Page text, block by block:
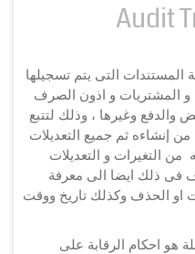
المستندات التى يتم تسجيلها
و المشتريات و اذون الصرف
والدفع وغيرها ، وذلك لتتبع
إنشاءه ثم جميع التعديلات
التغيرات و التعديلات
فى ذلك ايضا الى معرفة
او الحذف وكذلك تاريخ ووقت
هو احكام الرقابة على